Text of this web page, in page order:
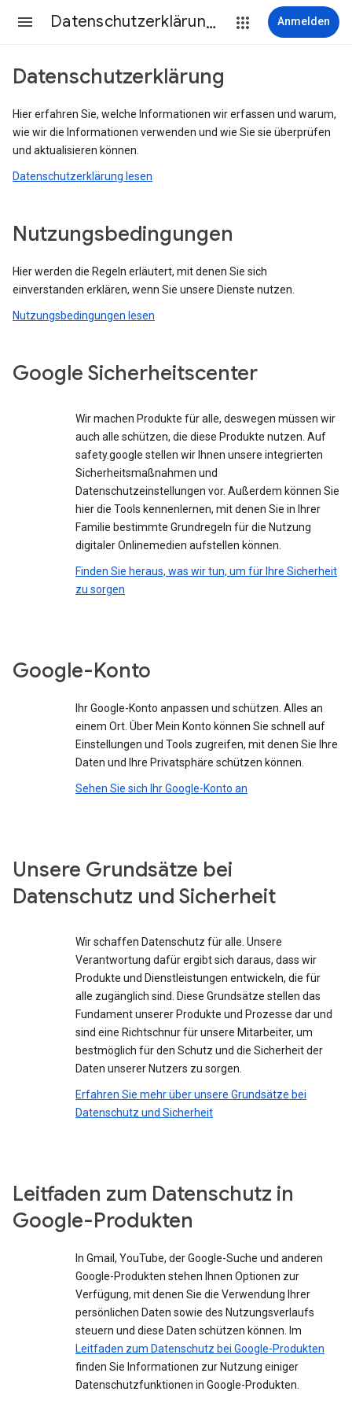
Datenschutzerklärung & Nutzungsbedingungen Anmelden
Datenschutzerklärung
Hier erfahren Sie, welche Informationen wir erfassen und warum,
wie wir die Informationen verwenden und wie Sie sie überprüfen
und aktualisieren können.
Datenschutzerklärung lesen
Nutzungsbedingungen
Hier werden die Regeln erläutert, mit denen Sie sich
einverstanden erklären, wenn Sie unsere Dienste nutzen.
Nutzungsbedingungen lesen
Google Sicherheitscenter
Wir machen Produkte für alle, deswegen müssen wir
auch alle schützen, die diese Produkte nutzen. Auf
safety.google stellen wir Ihnen unsere integrierten
Sicherheitsmaßnahmen und
Datenschutzeinstellungen vor. Außerdem können Sie
hier die Tools kennenlernen, mit denen Sie in Ihrer
Familie bestimmte Grundregeln für die Nutzung
digitaler Onlinemedien aufstellen können.
Finden Sie heraus, was wir tun, um für Ihre Sicherheit
zu sorgen
Google-Konto
Ihr Google-Konto anpassen und schützen. Alles an
einem Ort. Über Mein Konto können Sie schnell auf
Einstellungen und Tools zugreifen, mit denen Sie Ihre
Daten und Ihre Privatsphäre schützen können.
Sehen Sie sich Ihr Google-Konto an
Unsere Grundsätze bei
Datenschutz und Sicherheit
Wir schaffen Datenschutz für alle. Unsere
Verantwortung dafür ergibt sich daraus, dass wir
Produkte und Dienstleistungen entwickeln, die für
alle zugänglich sind. Diese Grundsätze stellen das
Fundament unserer Produkte und Prozesse dar und
sind eine Richtschnur für unsere Mitarbeiter, um
bestmöglich für den Schutz und die Sicherheit der
Daten unserer Nutzers zu sorgen.
Erfahren Sie mehr über unsere Grundsätze bei
Datenschutz und Sicherheit
Leitfaden zum Datenschutz in
Google-Produkten
In Gmail, YouTube, der Google-Suche und anderen
Google-Produkten stehen Ihnen Optionen zur
Verfügung, mit denen Sie die Verwendung Ihrer
persönlichen Daten sowie des Nutzungsverlaufs
steuern und diese Daten schützen können. Im
Leitfaden zum Datenschutz bei Google-Produkten
finden Sie Informationen zur Nutzung einiger
Datenschutzfunktionen in Google-Produkten.